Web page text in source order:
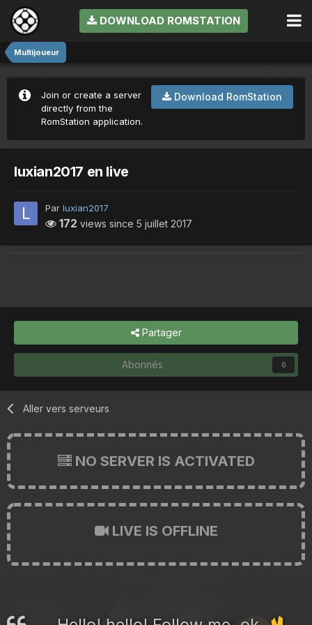
DOWNLOAD ROMSTATION
Multijoueur
Download RomStation
Join or create a server
directly from the
RomStation application.
luxian2017 en live
Par luxian2017
172 views since 5 juillet 2017
Partager
Abonnés 0
Aller vers serveurs
NO SERVER IS ACTIVATED
LIVE IS OFFLINE